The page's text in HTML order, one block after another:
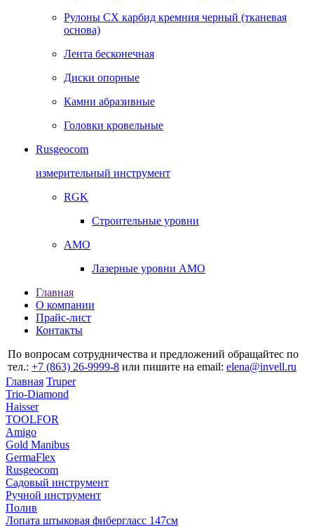
Рулоны CX карбид кремния черный (тканевая
основа)
Лента бесконечная
Диски опорные
Камни абразивные
Головки кровельные
Rusgeocom
измерительный инструмент
RGK
Строительные уровни
AMO
Лазерные уровни AMO
Главная
О компании
Прайс-лист
Контакты
По вопросам сотрудничества и предложений обращайтес по
тел.: +7 (863) 26‐9999‐8 или пишите на email: elena@invell.ru
Главная Truper
Trio-Diamond
Haisser
TOOLFOR
Amigo
Gold Manibus
GermaFlex
Rusgeocom
Садовый инструмент
Ручной инструмент
Полив
Лопата штыковая фибергласс 147см